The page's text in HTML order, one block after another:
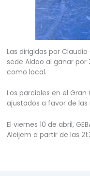
Las dirigidas por
sede Aldao al ganar
como local.
Los parciales en el
ajustados a favor de las
El viernes 10 de abril,
Aleijem a partir de las